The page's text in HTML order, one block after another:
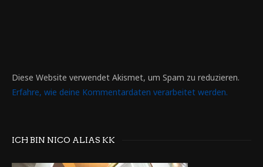
Diese Website verwendet Akismet, um Spam zu reduzieren.
Erfahre, wie deine Kommentardaten verarbeitet werden.
ICH BIN NICO ALIAS KK